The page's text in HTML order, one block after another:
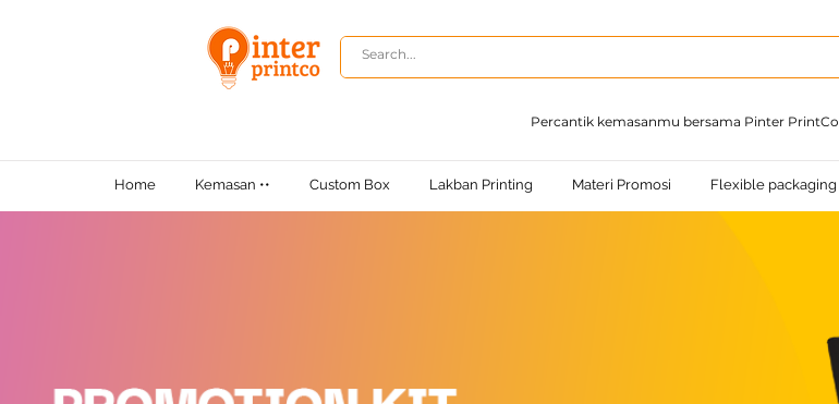
Percantik kemasanmu bersama Pinter PrintCo
Home Kemasan •• Custom Box Lakban Printing Materi Promosi Flexible packaging